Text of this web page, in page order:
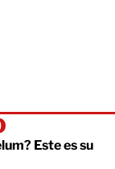
Este es su